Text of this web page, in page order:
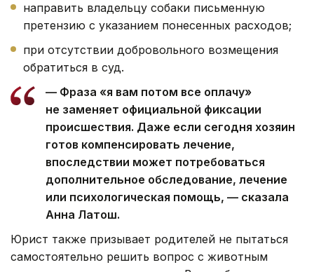
направить владельцу собаки письменную
претензию с указанием понесенных расходов;
при отсутствии добровольного возмещения
обратиться в суд.
— Фраза «я вам потом все оплачу»
не заменяет официальной фиксации
происшествия. Даже если сегодня хозяин
готов компенсировать лечение,
впоследствии может потребоваться
дополнительное обследование, лечение
или психологическая помощь, — сказала
Анна Латош.
Юрист также призывает родителей не пытаться
самостоятельно решить вопрос с животным